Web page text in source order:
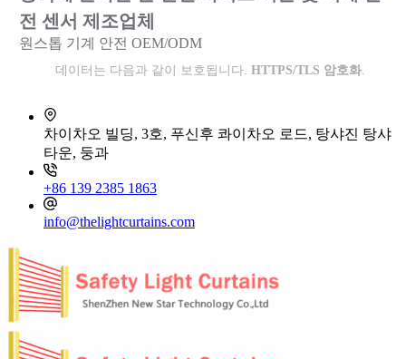
전 센서 제조업체
원스톱 기계 안전 OEM/ODM
데이터는 다음과 같이 보호됩니다. HTTPS/TLS 암호화
차이차오 빌딩, 3호, 푸신후 콰이차오 로드, 탕샤진 탕샤
타운, 둥과
+86 139 2385 1863
info@thelightcurtains.com